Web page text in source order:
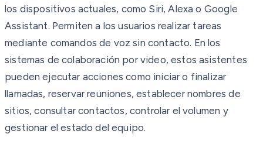
los dispositivos actuales, como Siri, Alexa o Google
Assistant. Permiten a los usuarios realizar tareas
mediante comandos de voz sin contacto. En los
sistemas de colaboración por video, estos asistentes
pueden ejecutar acciones como iniciar o finalizar
llamadas, reservar reuniones, establecer nombres de
sitios, consultar contactos, controlar el volumen y
gestionar el estado del equipo.